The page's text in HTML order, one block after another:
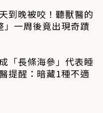
到晚被咬！聽獸醫的
」一周後竟出現奇蹟
「長條海參」代表睡
提醒：暗藏1種不適